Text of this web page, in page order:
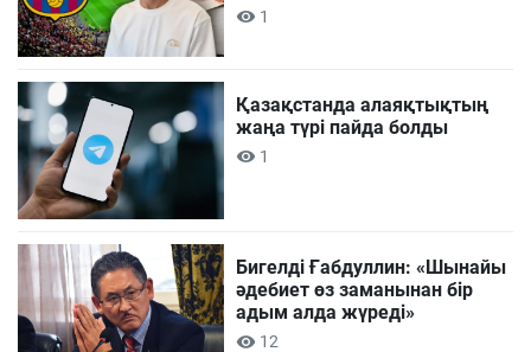
1
Қазақстанда алаяқтықтың
жаңа түрі пайда болды
1
Бигелді Ғабдуллин: «Шынайы
әдебиет өз заманынан бір
адым алда жүреді»
12